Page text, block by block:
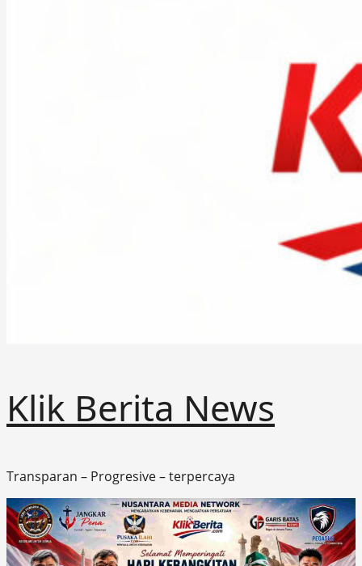
Klik Berita News
Transparan – Progresive – terpercaya